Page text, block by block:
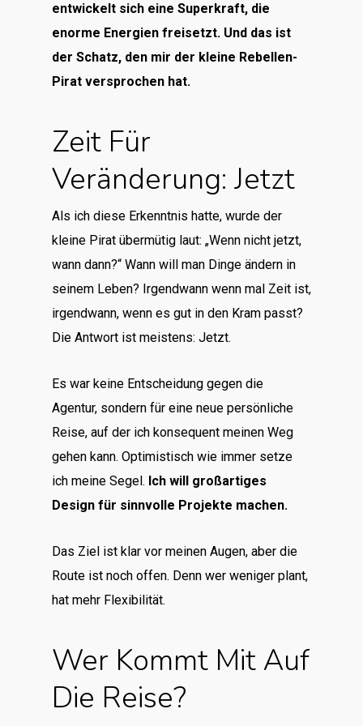
entwickelt sich eine Superkraft, die
enorme Energien freisetzt. Und das ist
der Schatz, den mir der kleine Rebellen-
Pirat versprochen hat.
Zeit Für
Veränderung: Jetzt
Als ich diese Erkenntnis hatte, wurde der
kleine Pirat übermütig laut: „Wenn nicht jetzt,
wann dann?“ Wann will man Dinge ändern in
seinem Leben? Irgendwann wenn mal Zeit ist,
irgendwann, wenn es gut in den Kram passt?
Die Antwort ist meistens: Jetzt.
Es war keine Entscheidung gegen die
Agentur, sondern für eine neue persönliche
Reise, auf der ich konsequent meinen Weg
gehen kann. Optimistisch wie immer setze
ich meine Segel. Ich will großartiges
Design für sinnvolle Projekte machen.
Das Ziel ist klar vor meinen Augen, aber die
Route ist noch offen. Denn wer weniger plant,
hat mehr Flexibilität.
Wer Kommt Mit Auf
Die Reise?